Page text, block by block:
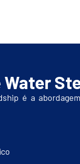
é a
Water